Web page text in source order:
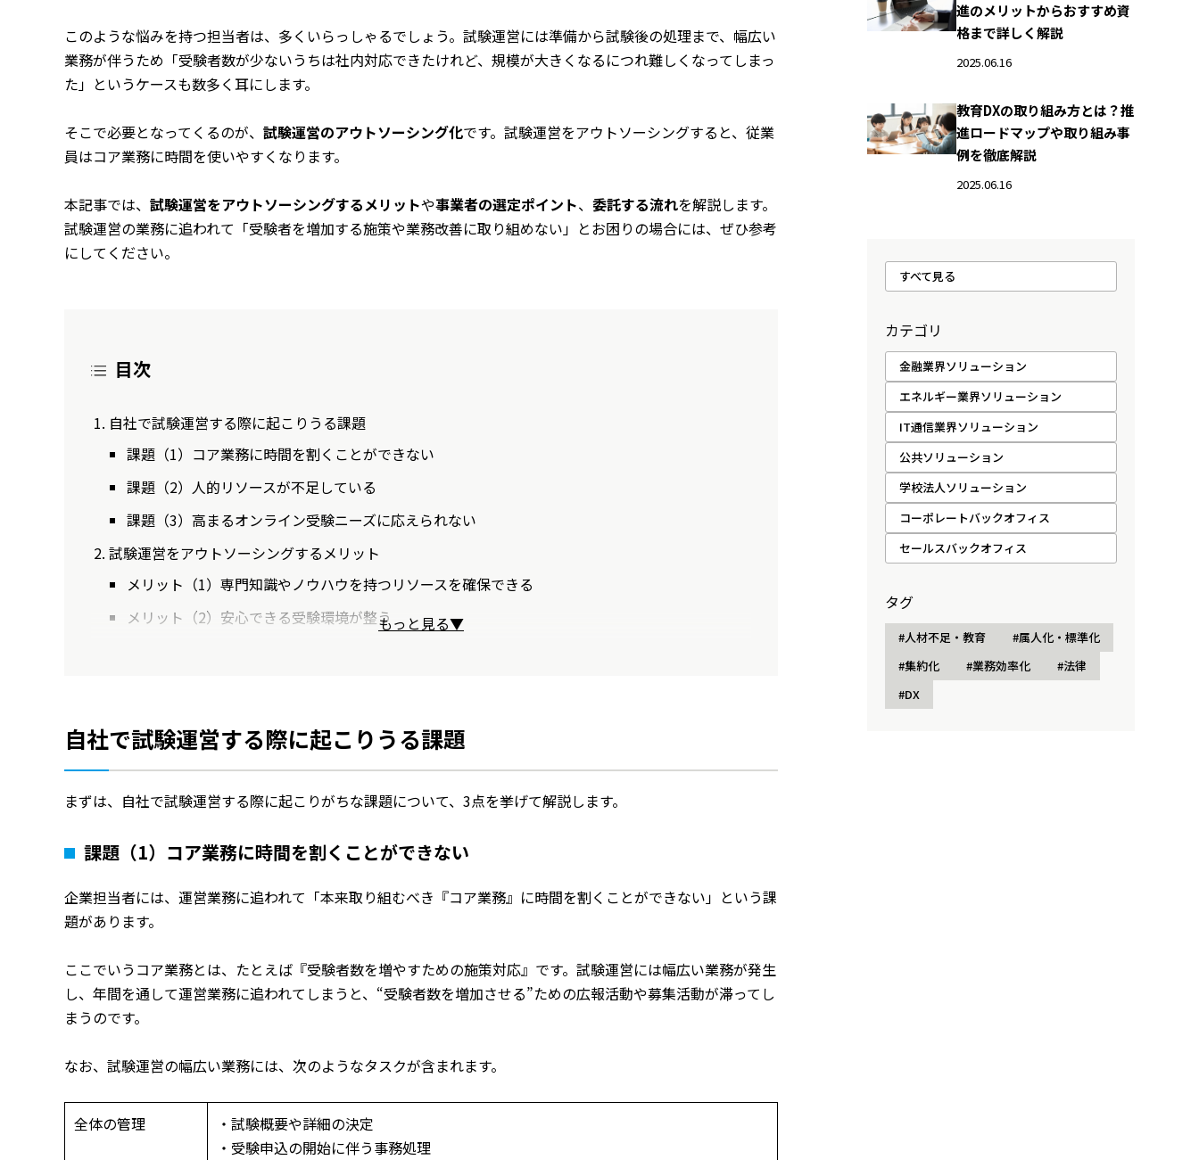
このような悩みを持つ担当者は、多くいらっしゃるでしょう。試験運営には準備から試験後の処理まで、幅広い
業務が伴うため「受験者数が少ないうちは社内対応できたけれど、規模が大きくなるにつれ難しくなってしまっ
た」というケースも数多く耳にします。
そこで必要となってくるのが、 試験運営のアウトソーシング化です。試験運営をアウトソーシングすると、従業
員はコア業務に時間を使いやすくなります。
本記事では、 試験運営をアウトソーシングするメリットや事業者の選定ポイント、 委託する流れを解説します。
試験運営の業務に追われて「受験者を増加する施策や業務改善に取り組めない」とお困りの場合には、ぜひ参考
にしてください。
目次
自社で試験運営する際に起こりうる課題
課題（1）コア業務に時間を割くことができない
課題（2）人的リソースが不足している
課題（3）高まるオンライン受験ニーズに応えられない
試験運営をアウトソーシングするメリット
メリット（1）専門知識やノウハウを持つリソースを確保できる
メリット（2）安心できる受験環境が整うもっと見る▼
自社で試験運営する際に起こりうる課題
まずは、自社で試験運営する際に起こりがちな課題について、3点を挙げて解説します。
課題（1）コア業務に時間を割くことができない
企業担当者には、運営業務に追われて「本来取り組むべき『コア業務』に時間を割くことができない」という課
題があります。
ここでいうコア業務とは、たとえば『受験者数を増やすための施策対応』です。試験運営には幅広い業務が発生
し、年間を通して運営業務に追われてしまうと、“受験者数を増加させる”ための広報活動や募集活動が滞ってし
まうのです。
なお、試験運営の幅広い業務には、次のようなタスクが含まれます。
全体の管理
・試験概要や詳細の決定
・受験申込の開始に伴う事務処理
進のメリットからおすすめ資
格まで詳しく解説
2025.06.16
教育DXの取り組み方とは？推
進ロードマップや取り組み事
例を徹底解説
2025.06.16
すべて見る
カテゴリ
金融業界ソリューション
エネルギー業界ソリューション
IT通信業界ソリューション
公共ソリューション
学校法人ソリューション
コーポレートバックオフィス
セールスバックオフィス
タグ
#人材不足・教育
#属人化・標準化
#集約化
#業務効率化
#法律
#DX